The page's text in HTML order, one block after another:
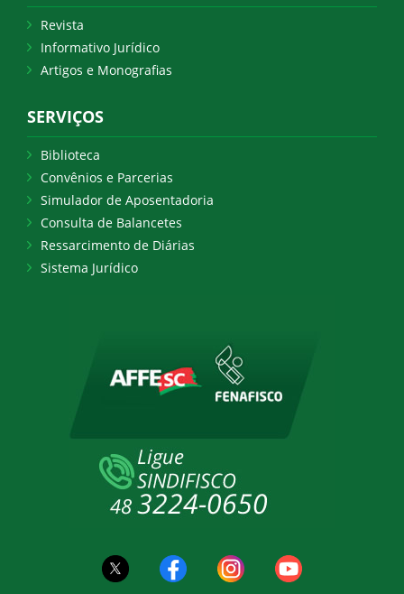
Revista
Informativo Jurídico
Artigos e Monografias
SERVIÇOS
Biblioteca
Convênios e Parcerias
Simulador de Aposentadoria
Consulta de Balancetes
Ressarcimento de Diárias
Sistema Jurídico